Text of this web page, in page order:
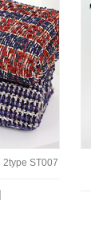
2type ST007